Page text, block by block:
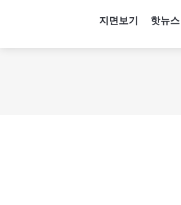
지면보기 핫뉴스